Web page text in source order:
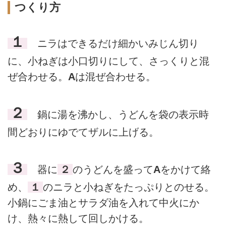
つくり方
１
ニラはできるだけ細かいみじん切り
に、小ねぎは小口切りにして、さっくりと混
ぜ合わせる。 Aは混ぜ合わせる。
２
鍋に湯を沸かし、うどんを袋の表示時
間どおりにゆでてザルに上げる。
３ 器に ２ のうどんを盛ってAをかけて絡
め、
１ のニラと小ねぎをたっぷりとのせる。
小鍋にごま油とサラダ油を入れて中火にか
け、熱々に熱して回しかける。